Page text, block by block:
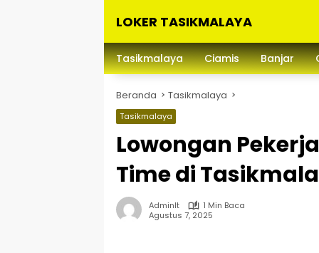
LOKER TASIKMALAYA
Lowongan
Kerja
dan
Sekitarna
Tasikmalaya Ciamis Banjar
Beranda Tasikmalaya
Tasikmalaya
Lowongan
Time di
Adminlt
1 Min Baca
Agustus 7, 2025